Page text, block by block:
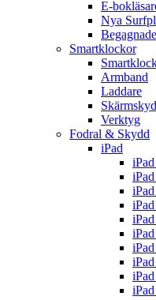
E-
Nya
Smartklockor
Armband
Laddare
Verktyg
Fodral & Skydd
iPad